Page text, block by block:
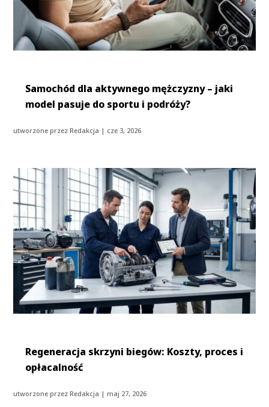
Samochód dla aktywnego mężczyzny – jaki
model pasuje do sportu i podróży?
utworzone przezRedakcja | cze 3, 2026
Regeneracja skrzyni biegów: Koszty, proces i
opłacalność
utworzone przezRedakcja |maj 27, 2026